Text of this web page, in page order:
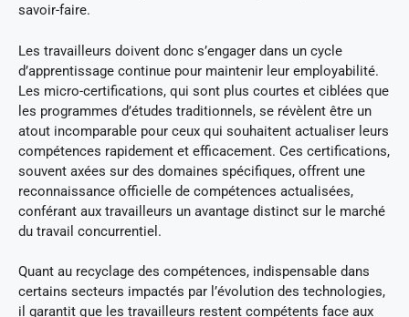
savoir-faire.
Les travailleurs doivent donc s’engager dans un cycle
d’apprentissage continue pour maintenir leur employabilité.
Les micro-certifications, qui sont plus courtes et ciblées que
les programmes d’études traditionnels, se révèlent être un
atout incomparable pour ceux qui souhaitent actualiser leurs
compétences rapidement et efficacement. Ces certifications,
souvent axées sur des domaines spécifiques, offrent une
reconnaissance officielle de compétences actualisées,
conférant aux travailleurs un avantage distinct sur le marché
du travail concurrentiel.
Quant au recyclage des compétences, indispensable dans
certains secteurs impactés par l’évolution des technologies,
il garantit que les travailleurs restent compétents face aux